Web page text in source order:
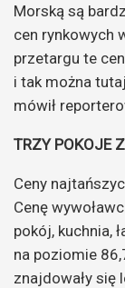
Morską są
cen rynkowych
przetargu te
i tak można
mówił
TRZY POKOJE
Ceny
Cenę
pokój, kuchnia,
na poziomie
znajdowały się